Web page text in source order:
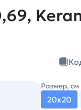
Размер, см
20х20